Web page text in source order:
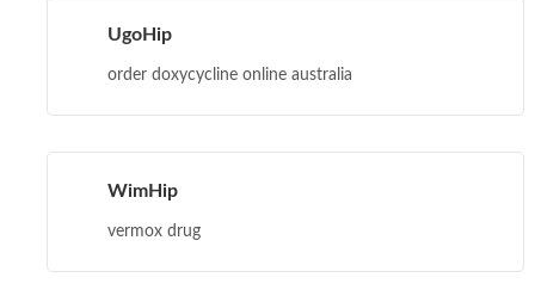
UgoHip
order doxycycline online australia
WimHip
vermox drug